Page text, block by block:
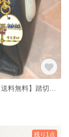
残り1点